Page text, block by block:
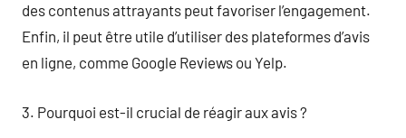
des contenus attrayants peut favoriser l’engagement.
Enfin, il peut être utile d’utiliser des plateformes d’avis
en ligne, comme Google Reviews ou Yelp.
3. Pourquoi est-il crucial de réagir aux avis ?